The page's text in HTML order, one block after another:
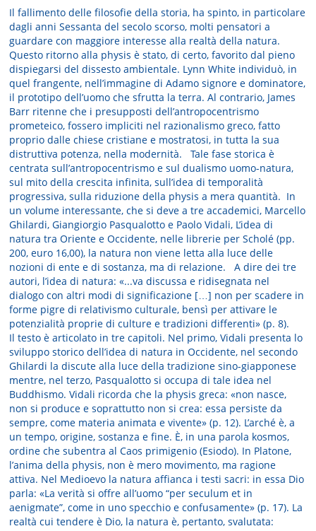
Il fallimento delle filosofie della storia, ha spinto, in particolare
dagli anni Sessanta del secolo scorso, molti pensatori a
guardare con maggiore interesse alla realtà della natura.
Questo ritorno alla physis è stato, di certo, favorito dal pieno
dispiegarsi del dissesto ambientale. Lynn White individuò, in
quel frangente, nell’immagine di Adamo signore e dominatore,
il prototipo dell’uomo che sfrutta la terra. Al contrario, James
Barr ritenne che i presupposti dell’antropocentrismo
prometeico, fossero impliciti nel razionalismo greco, fatto
proprio dalle chiese cristiane e mostratosi, in tutta la sua
distruttiva potenza, nella modernità. Tale fase storica è
centrata sull’antropocentrismo e sul dualismo uomo-natura,
sul mito della crescita infinita, sull’idea di temporalità
progressiva, sulla riduzione della physis a mera quantità. In
un volume interessante, che si deve a tre accademici, Marcello
Ghilardi, Giangiorgio Pasqualotto e Paolo Vidali, L’idea di
natura tra Oriente e Occidente, nelle librerie per Scholé (pp.
200, euro 16,00), la natura non viene letta alla luce delle
nozioni di ente e di sostanza, ma di relazione. A dire dei tre
autori, l’idea di natura: «...va discussa e ridisegnata nel
dialogo con altri modi di significazione […] non per scadere in
forme pigre di relativismo culturale, bensì per attivare le
potenzialità proprie di culture e tradizioni differenti» (p. 8).
Il testo è articolato in tre capitoli. Nel primo, Vidali presenta lo
sviluppo storico dell’idea di natura in Occidente, nel secondo
Ghilardi la discute alla luce della tradizione sino-giapponese
mentre, nel terzo, Pasqualotto si occupa di tale idea nel
Buddhismo. Vidali ricorda che la physis greca: «non nasce,
non si produce e soprattutto non si crea: essa persiste da
sempre, come materia animata e vivente» (p. 12). L’arché è, a
un tempo, origine, sostanza e fine. È, in una parola kosmos,
ordine che subentra al Caos primigenio (Esiodo). In Platone,
l’anima della physis, non è mero movimento, ma ragione
attiva. Nel Medioevo la natura affianca i testi sacri: in essa Dio
parla: «La verità si offre all’uomo “per seculum et in
aenigmate”, come in uno specchio e confusamente» (p. 17). La
realtà cui tendere è Dio, la natura è, pertanto, svalutata: